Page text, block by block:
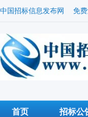
中国招标信息发布网 免
首页 招标公